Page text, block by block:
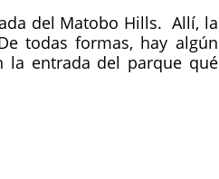
del Matobo Hills. Allí, la
todas formas, hay algún
la entrada del parque qué